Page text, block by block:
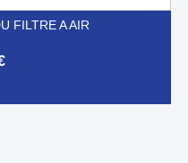
FILTRE A AIR